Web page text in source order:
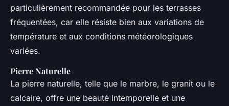
particulièrement recommandée pour les terrasses
fréquentées, car elle résiste bien aux variations de
température et aux conditions météorologiques
variées.
Pierre Naturelle
La pierre naturelle, telle que le marbre, le granit ou le
calcaire, offre une beauté intemporelle et une